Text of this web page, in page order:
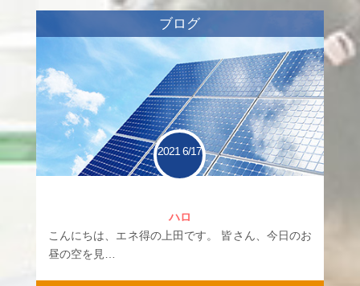
詳細を見る
ブログ
2021 6/17
ハロ
こんにちは、エネ得の上田です。 皆さん、今日のお
昼の空を見…